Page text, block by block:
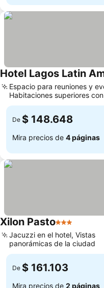
Hotel Lagos Latin
Espacio para reuniones y
Habitaciones superiores
hidromasaje
De $ 148.648
Mira precios de 4 páginas
Xilon Pasto3 Estrellas
Jacuzzi en el hotel, Vistas
panorámicas de la ciudad
De $ 161.103
Mira precios de 2 páginas